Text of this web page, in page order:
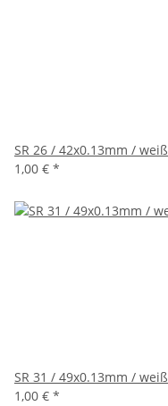
SR 26 / 42x0.13mm / weiß
1,00 € *
SR 31 / 49x0.13mm / weiß
1,00 € *